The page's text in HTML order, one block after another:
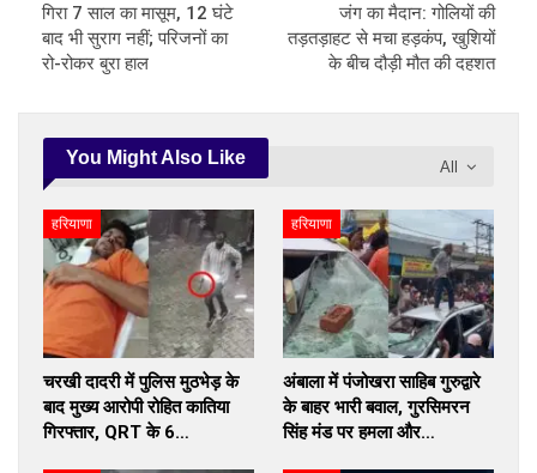
गिरा 7 साल का मासूम, 12 घंटे
बाद भी सुराग नहीं; परिजनों का
रो-रोकर बुरा हाल
जंग का मैदान: गोलियों की
तड़तड़ाहट से मचा हड़कंप, खुशियों
के बीच दौड़ी मौत की दहशत
All
You Might Also Like
हरियाणा
चरखी दादरी में पुलिस मुठभेड़ के
बाद मुख्य आरोपी रोहित कातिया
गिरफ्तार, QRT के 6…
हरियाणा
अंबाला में पंजोखरा साहिब गुरुद्वारे
के बाहर भारी बवाल, गुरसिमरन
सिंह मंड पर हमला और…